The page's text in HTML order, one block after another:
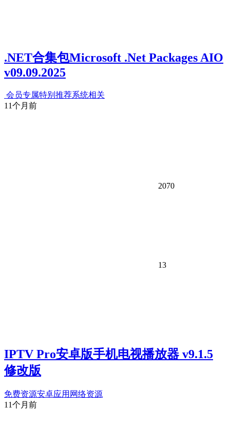
.NET合集包Microsoft .Net Packages AIO
v09.09.2025
会员专属特别推荐系统相关
11个月前
2070
13
IPTV Pro安卓版手机电视播放器 v9.1.5
修改版
免费资源安卓应用 网络资源
11个月前